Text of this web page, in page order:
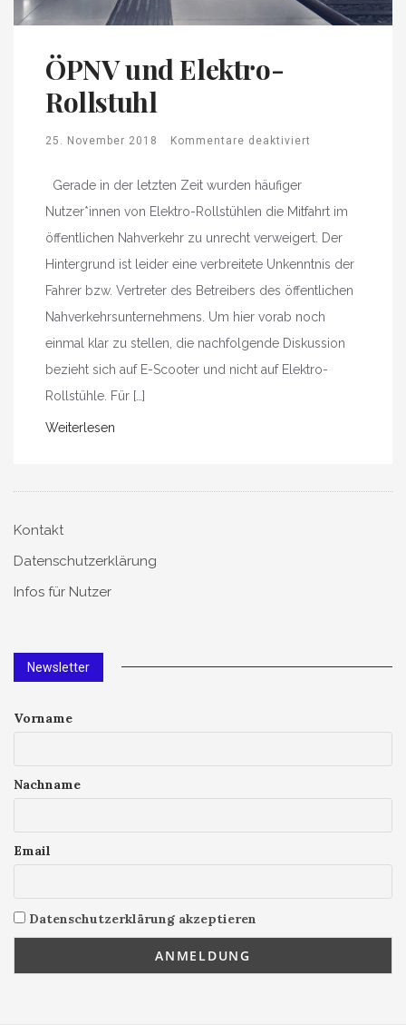
ÖPNV und Elektro-
Rollstuhl
25. November 2018 Kommentare deaktiviert
Gerade in der letzten Zeit wurden häufiger
Nutzer*innen von Elektro-Rollstühlen die Mitfahrt im
öffentlichen Nahverkehr zu unrecht verweigert. Der
Hintergrund ist leider eine verbreitete Unkenntnis der
Fahrer bzw. Vertreter des Betreibers des öffentlichen
Nahverkehrsunternehmens. Um hier vorab noch
einmal klar zu stellen, die nachfolgende Diskussion
bezieht sich auf E-Scooter und nicht auf Elektro-
Rollstühle. Für […]
Weiterlesen
Kontakt
Datenschutzerklärung
Infos für Nutzer
Newsletter
Vorname
Nachname
Email
Datenschutzerklärung akzeptieren